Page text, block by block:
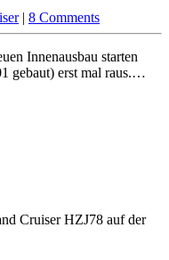
| 8 Comments
Innenausbau starten
gebaut) erst mal raus.…
Cruiser HZJ78 auf der